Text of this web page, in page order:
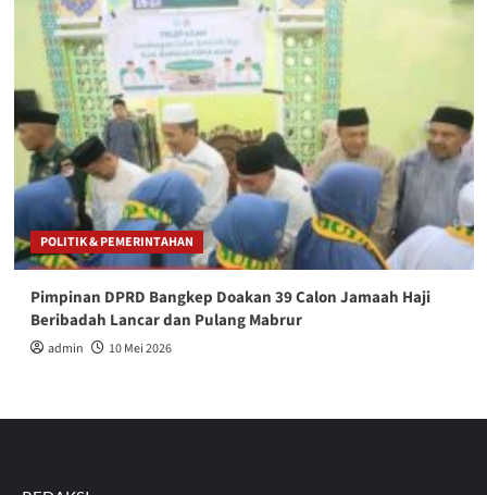
POLITIK & PEMERINTAHAN
Pimpinan DPRD Bangkep Doakan 39 Calon Jamaah Haji
Beribadah Lancar dan Pulang Mabrur
admin 10 Mei 2026